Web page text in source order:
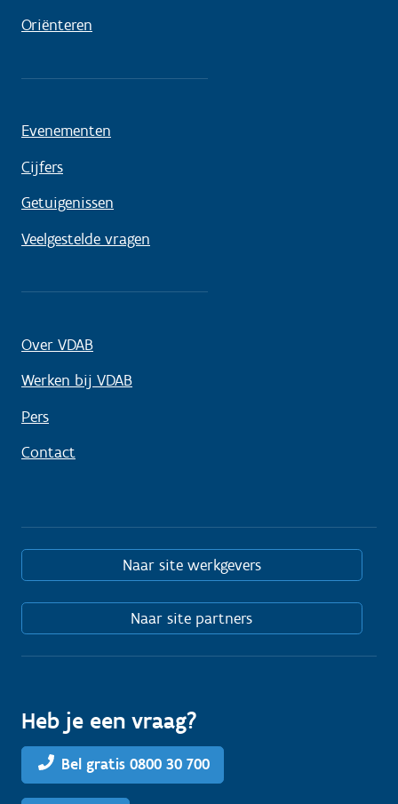
Oriënteren
Evenementen
Cijfers
Getuigenissen
Veelgestelde vragen
Over VDAB
Werken bij VDAB
Pers
Contact
Naar site werkgevers
Naar site partners
Heb je een vraag?
Bel gratis 0800 30 700